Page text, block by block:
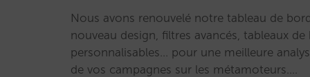
Nous avons renouvelé notre tableau de
nouveau design, filtres avancés, tableaux de
personnalisables... pour une meilleure
de vos campagnes sur les métamoteurs.…